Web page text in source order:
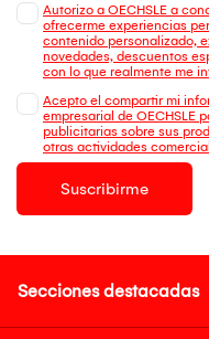
Autorizo a OECHSLE a
ofrecerme experiencias
contenido personalizado,
novedades, descuentos
con lo que realmente me
Acepto el compartir mi
empresarial de OECHSLE
publicitarias sobre sus
otras actividades
Suscribirme
Secciones destacadas